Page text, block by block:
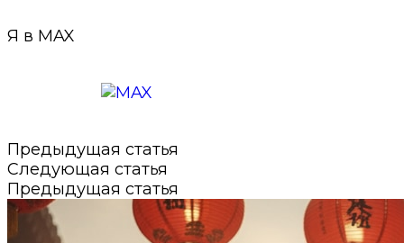
Я в MAX
Предыдущая статья
Следующая статья
Предыдущая статья